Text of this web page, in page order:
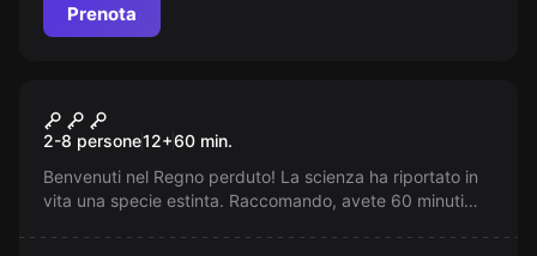
Prenota
Jurassic World
2-8 persone12+60 min.
Benvenuti nel Regno perduto! La scienza ha riportato in
vita una specie estinta. Raccomando, avete 60 minuti